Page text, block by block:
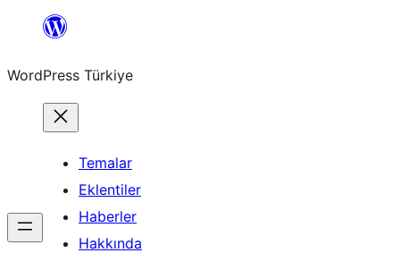
İçeriğe
WordPress Türkiye
Temalar
Eklentiler
Haberler
Hakkında